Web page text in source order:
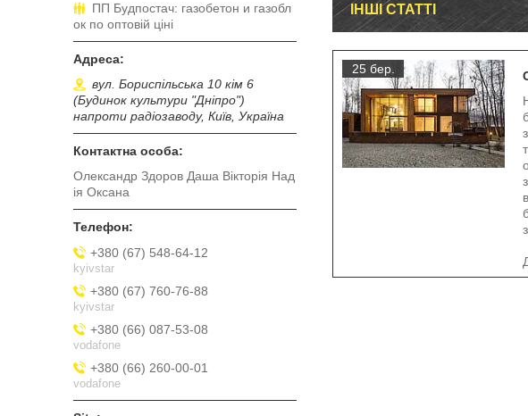
ІНШІ СТАТТІ
25 бер.
ПП Будпостач: газобетон и газобл
ок по оптовій ціні
вул. Бориспільська 10 кім 6
(Будинок культури "Дніпро")
напроти радіозаводу, Київ, Україна
Олександр Здоров Даша Вікторія Над
ія Оксана
+380 (67) 548-64-12
kyivstar
+380 (67) 760-76-88
kyivstar
+380 (66) 087-53-08
vodafone
+380 (66) 260-00-01
vodafone